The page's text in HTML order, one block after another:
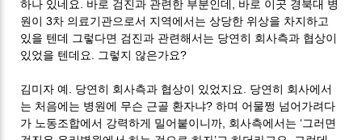
하나 있네요. 바로 검진과 관련한 부분인데, 바로 이곳 경북대 병
원이 3차 의료기관으로서 지역에서는 상당한 위상을 차지하고
있을 텐데 그렇다면 검진과 관련해서는 당연히 회사측과 협상이
있었을 텐데요. 그렇지 않은가요?
김미자 예. 당연히 회사측과 협상이 있었지요. 당연히 회사에서
는 처음에는 병원에 무슨 근골 환자냐? 하며 어물쩡 넘어가려다
가 노동조합에서 강력하게 밀어붙이니까, 회사측에서는 ‘그러면